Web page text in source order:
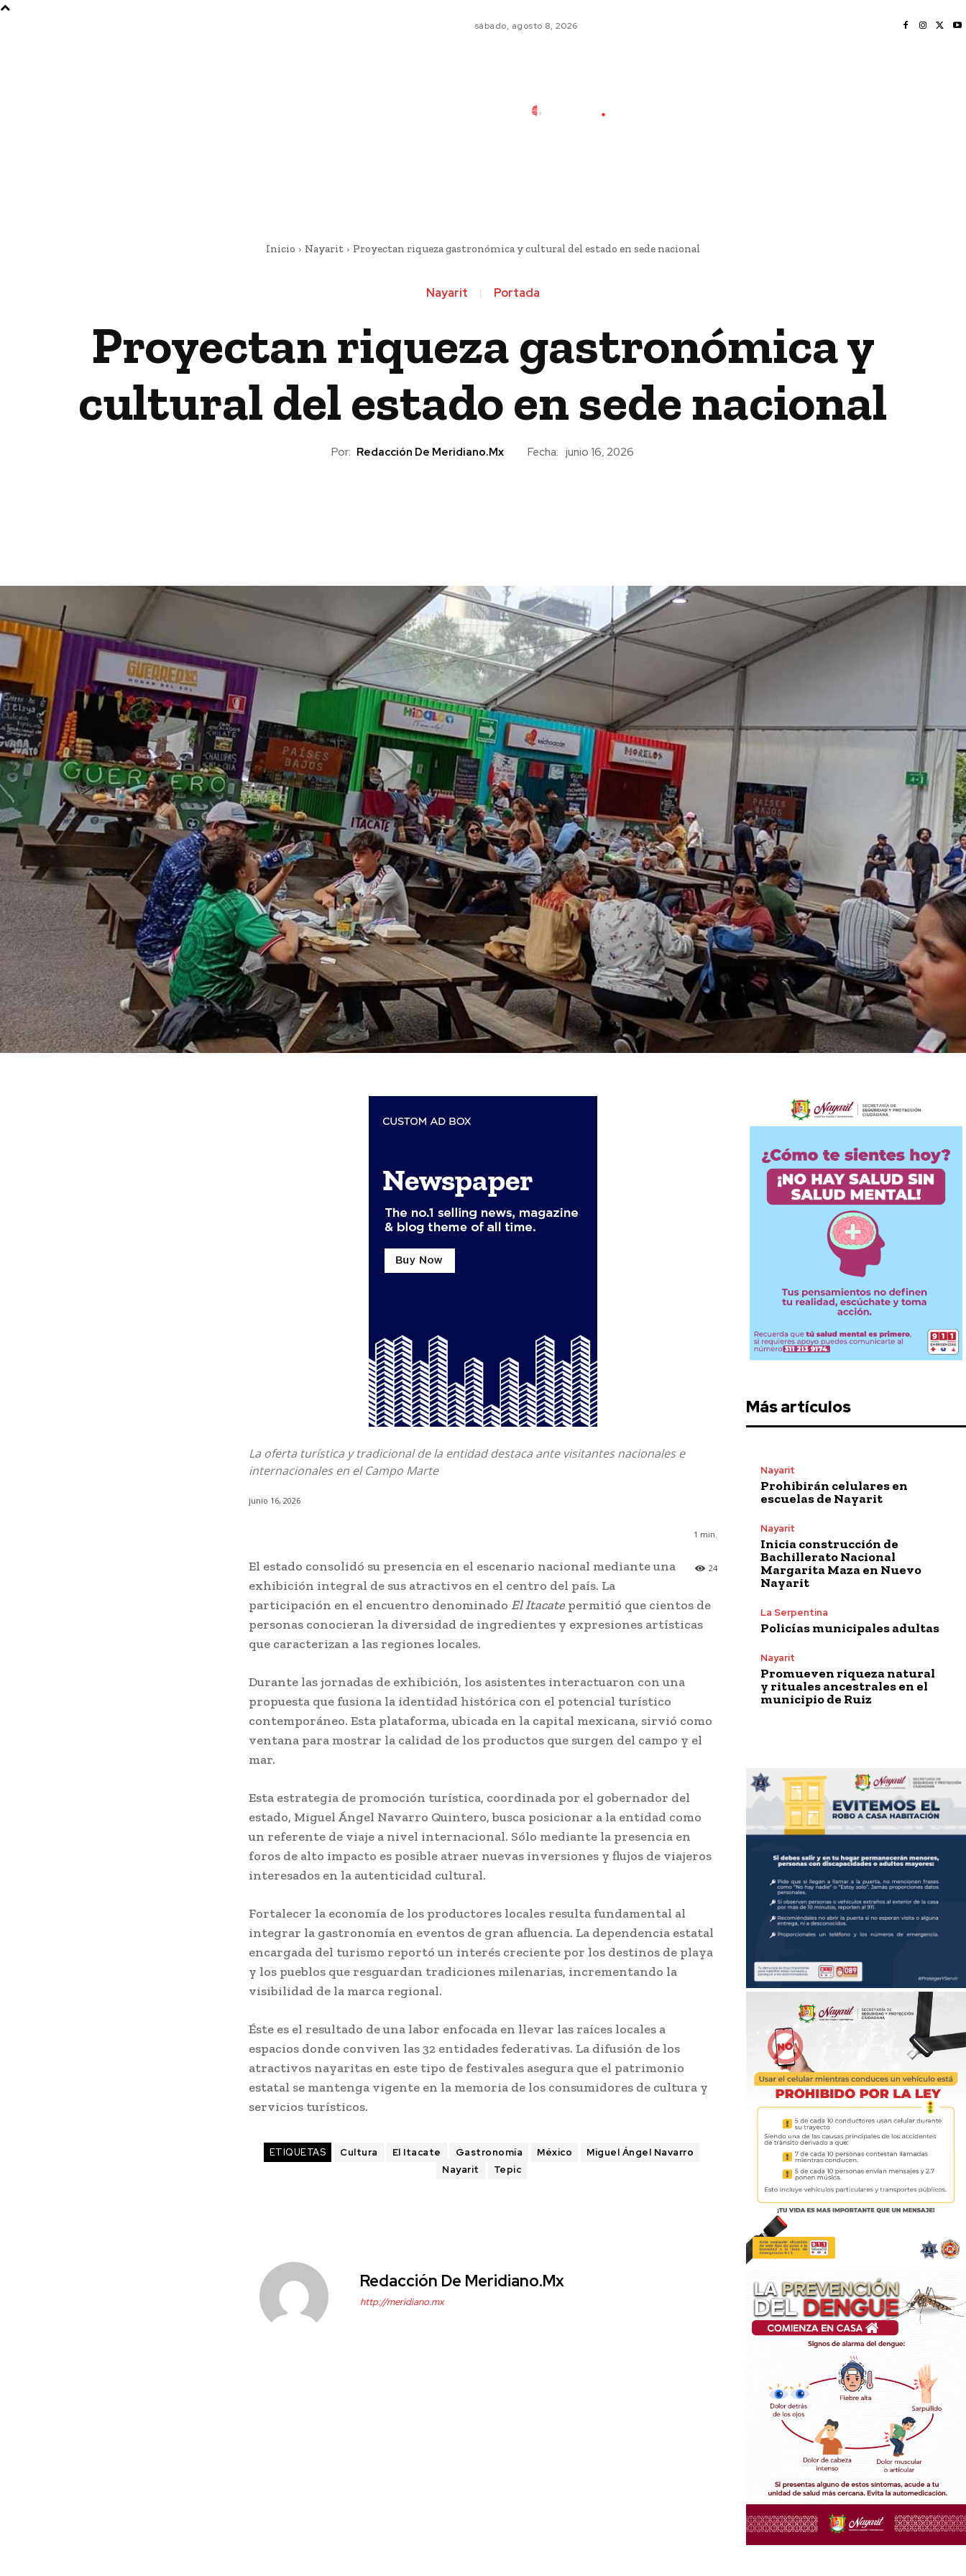
sábado, agosto 8, 2026
Inicio Nayarit Proyectan riqueza gastronómica y cultural del estado en sede nacional
Nayarit Portada
Proyectan riqueza gastronómica y
cultural del estado en sede nacional
Por: Redacción De Meridiano.mx Fecha: junio 16, 2026
La oferta turística y tradicional de la entidad destaca ante visitantes nacionales e
internacionales en el Campo Marte
junio 16, 2026
1 min.
24
El estado consolidó su presencia en el escenario nacional mediante una
exhibición integral de sus atractivos en el centro del país. La
participación en el encuentro denominado El Itacatepermitió que cientos de
personas conocieran la diversidad de ingredientes y expresiones artísticas
que caracterizan a las regiones locales.
Durante las jornadas de exhibición, los asistentes interactuaron con una
propuesta que fusiona la identidad histórica con el potencial turístico
contemporáneo. Esta plataforma, ubicada en la capital mexicana, sirvió como
ventana para mostrar la calidad de los productos que surgen del campo y el
mar.
Esta estrategia de promoción turística, coordinada por el gobernador del
estado, Miguel Ángel Navarro Quintero, busca posicionar a la entidad como
un referente de viaje a nivel internacional. Sólo mediante la presencia en
foros de alto impacto es posible atraer nuevas inversiones y flujos de viajeros
interesados en la autenticidad cultural.
Fortalecer la economía de los productores locales resulta fundamental al
integrar la gastronomía en eventos de gran afluencia. La dependencia estatal
encargada del turismo reportó un interés creciente por los destinos de playa
y los pueblos que resguardan tradiciones milenarias, incrementando la
visibilidad de la marca regional.
Éste es el resultado de una labor enfocada en llevar las raíces locales a
espacios donde conviven las 32 entidades federativas. La difusión de los
atractivos nayaritas en este tipo de festivales asegura que el patrimonio
estatal se mantenga vigente en la memoria de los consumidores de cultura y
servicios turísticos.
ETIQUETAS Cultura El Itacate Gastronomía México
Miguel Ángel Navarro
Nayarit
Tepic
Redacción De Meridiano.mx
http://meridiano.mx
Más artículos
Nayarit
Prohibirán celulares en
escuelas de Nayarit
Nayarit
Inicia construcción de
Bachillerato Nacional
Margarita Maza en Nuevo
Nayarit
La Serpentina
Policías municipales adultas
Nayarit
Promueven riqueza natural
y rituales ancestrales en el
municipio de Ruiz